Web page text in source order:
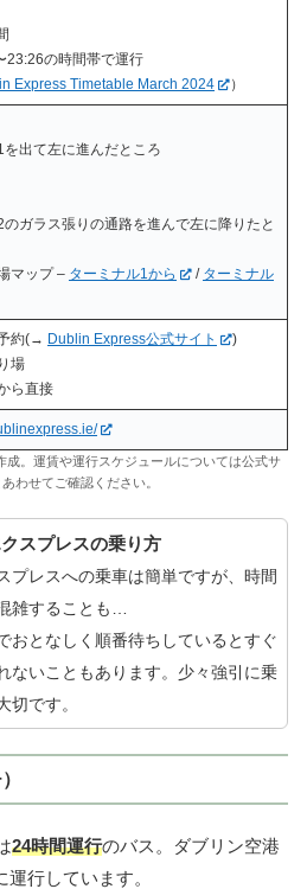
23:26の時間帯で運行
Express Timetable March 2024 ）
を出て左に進んだところ
のガラス張りの通路を進んで左に降りたと
マップ – ターミナル1から / ターミナル
約(→ Dublin Express公式サイト
)
場
ら直接
。運賃や運行スケジュールについては公式サ
わせてご確認ください。
スプレスの乗り方
プレスへの乗車は簡単ですが、時間
雑することも…
おとなしく順番待ちしているとすぐ
ないこともあります。少々強引に乗
切です。
24時間運行のバス。ダブリン空港
行しています。